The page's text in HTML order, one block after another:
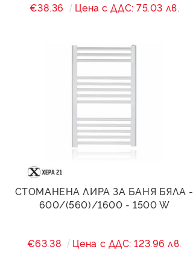
€38.36 Цена с ДДС: 75.03 лв.
СТОМАНЕНА ЛИРА ЗА БАНЯ БЯЛА -
600/(560)/1600 - 1500 W
€63.38 Цена с ДДС: 123.96 лв.